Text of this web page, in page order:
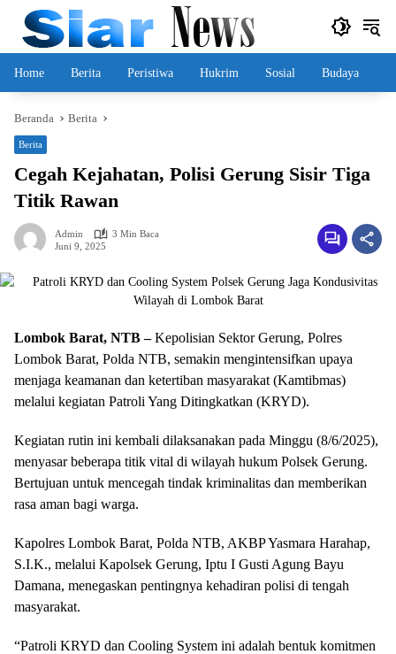
Langsung
konten
Home Berita Peristiwa Hukrim Sosial Budaya
Beranda Berita
Berita
Cegah Kejahatan, Polisi Gerung Sisir Tiga
Titik Rawan
Admin
3 Min Baca
Juni 9, 2025
Lombok Barat, NTB –Kepolisian Sektor Gerung, Polres
Lombok Barat, Polda NTB, semakin mengintensifkan upaya
menjaga keamanan dan ketertiban masyarakat (Kamtibmas)
melalui kegiatan Patroli Yang Ditingkatkan (KRYD).
Kegiatan rutin ini kembali dilaksanakan pada Minggu (8/6/2025),
menyasar beberapa titik vital di wilayah hukum Polsek Gerung.
Bertujuan untuk mencegah tindak kriminalitas dan memberikan
rasa aman bagi warga.
Kapolres Lombok Barat, Polda NTB, AKBP Yasmara Harahap,
S.I.K., melalui Kapolsek Gerung, Iptu I Gusti Agung Bayu
Damana, menegaskan pentingnya kehadiran polisi di tengah
masyarakat.
“Patroli KRYD dan Cooling System ini adalah bentuk komitmen